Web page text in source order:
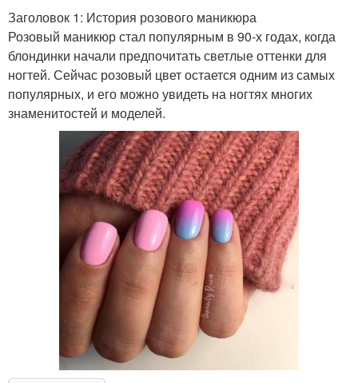
Заголовок 1: История розового маникюра
Розовый маникюр стал популярным в 90-х годах, когда
блондинки начали предпочитать светлые оттенки для
ногтей. Сейчас розовый цвет остается одним из самых
популярных, и его можно увидеть на ногтях многих
знаменитостей и моделей.